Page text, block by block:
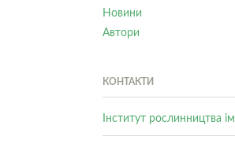
Новини
Автори
КОНТАКТИ
Інститут рослинництва